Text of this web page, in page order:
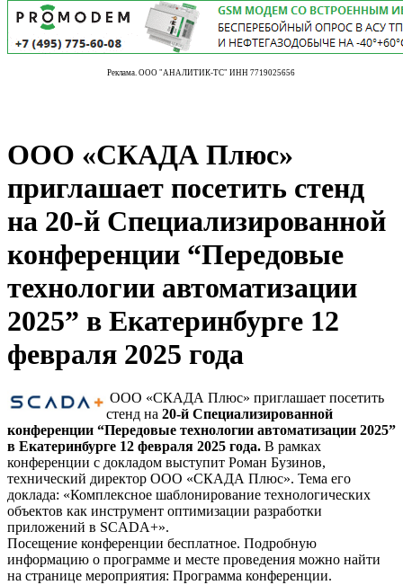
Реклама. ООО "АНАЛИТИК-ТС" ИНН 7719025656
ООО «СКАДА Плюс»
приглашает посетить стенд
на 20-й Специализированной
конференции “Передовые
технологии автоматизации
2025” в Екатеринбурге 12
февраля 2025 года
ООО «СКАДА Плюс» приглашает посетить
стенд на 20-й Специализированной
конференции “Передовые технологии автоматизации 2025”
в Екатеринбурге 12 февраля 2025 года. В рамках
конференции с докладом выступит Роман Бузинов,
технический директор ООО «СКАДА Плюс». Тема его
доклада: «Комплексное шаблонирование технологических
объектов как инструмент оптимизации разработки
приложений в SCADA+».
Посещение конференции бесплатное. Подробную
информацию о программе и месте проведения можно найти
на странице мероприятия: Программа конференции.